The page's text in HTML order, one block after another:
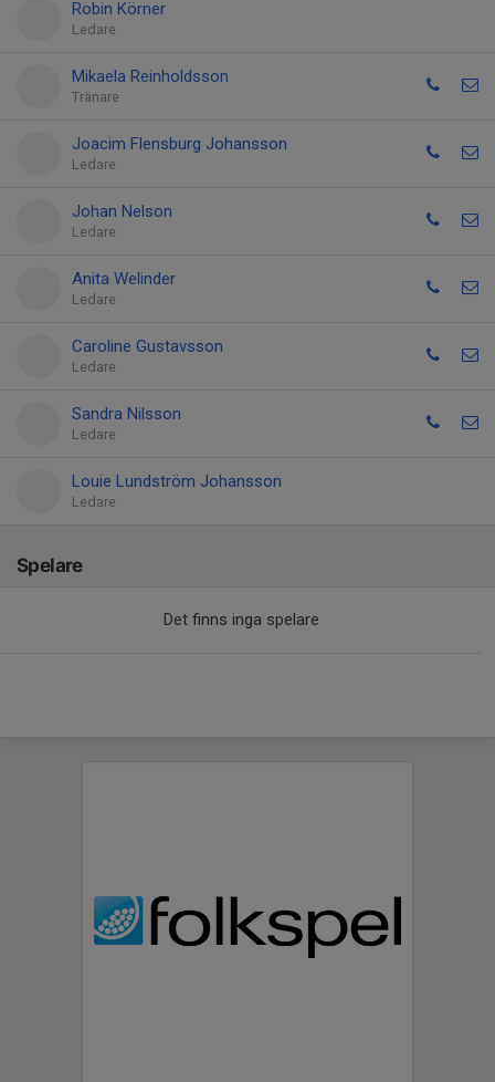
Robin Körner
Ledare
Mikaela Reinholdsson
Tränare
Joacim Flensburg Johansson
Ledare
Johan Nelson
Ledare
Anita Welinder
Ledare
Caroline Gustavsson
Ledare
Sandra Nilsson
Ledare
Louie Lundström Johansson
Ledare
Spelare
Det finns inga spelare